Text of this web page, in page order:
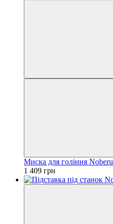
Миска для гоління Noberu
1 409 грн